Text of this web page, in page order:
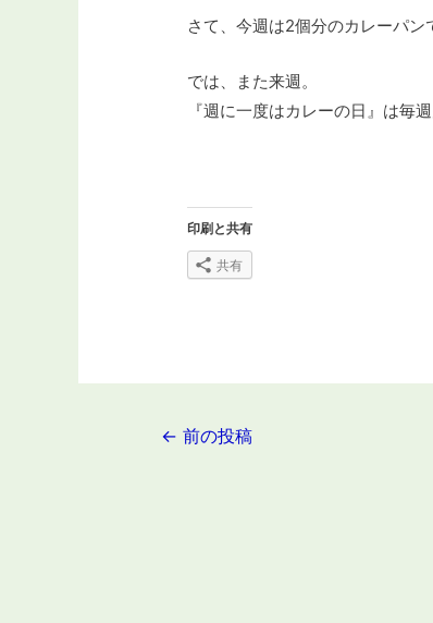
さて、今週は2個分のカレーパン
では、また来週。
『週に一度はカレーの日』は毎
印刷と共有
共有
投
← 前の投稿